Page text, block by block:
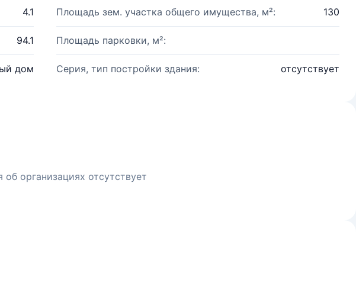
4.1 Площадь зем. участка общего имущества, м²: 130
94.1 Площадь парковки, м²:
дом Серия, тип постройки здания: отсутствует
организациях отсутствует